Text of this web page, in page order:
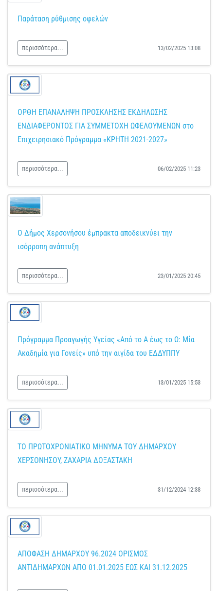
Παράταση ρύθμισης οφελών
περισσότερα... 13/02/2025 13:08
ΟΡΘΗ ΕΠΑΝΑΛΗΨΗ ΠΡΟΣΚΛΗΣΗΣ ΕΚΔΗΛΩΣΗΣ
ΕΝΔΙΑΦΕΡΟΝΤΟΣ ΓΙΑ ΣΥΜΜΕΤΟΧΗ ΩΦΕΛΟΥΜΕΝΩΝ στο
Επιχειρησιακό Πρόγραμμα «ΚΡΗΤΗ 2021-2027»
περισσότερα... 06/02/2025 11:23
Ο Δήμος Χερσονήσου έμπρακτα αποδεικνύει την
ισόρροπη ανάπτυξη
περισσότερα... 23/01/2025 20:45
Πρόγραμμα Προαγωγής Υγείας «Από το Α έως το Ω: Μία
Ακαδημία για Γονείς» υπό την αιγίδα του ΕΔΔΥΠΠΥ
περισσότερα... 13/01/2025 15:53
ΤΟ ΠΡΩΤΟΧΡΟΝΙΑΤΙΚΟ ΜΗΝΥΜΑ ΤΟΥ ΔΗΜΑΡΧΟΥ
ΧΕΡΣΟΝΗΣΟΥ, ΖΑΧΑΡΙΑ ΔΟΞΑΣΤΑΚΗ
περισσότερα... 31/12/2024 12:38
ΑΠΟΦΑΣΗ ΔΗΜΑΡΧΟΥ 96.2024 ΟΡΙΣΜΟΣ
ΑΝΤΙΔΗΜΑΡΧΩΝ ΑΠΟ 01.01.2025 ΕΩΣ ΚΑΙ 31.12.2025